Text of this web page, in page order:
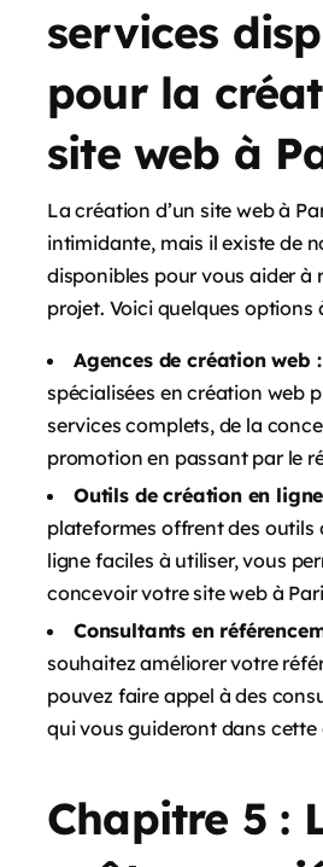
services
pour la
site web à
La création d’un site web à
intimidante, mais il existe de
disponibles pour vous aider à
projet. Voici quelques options
Agences de création web :
spécialisées en création web
services complets, de la
promotion en passant par le
Outils de création en
plateformes offrent des outils
ligne faciles à utiliser, vous
concevoir votre site web à
Consultants en
souhaitez améliorer votre
pouvez faire appel à des
qui vous guideront dans cette
Chapitre 5 :